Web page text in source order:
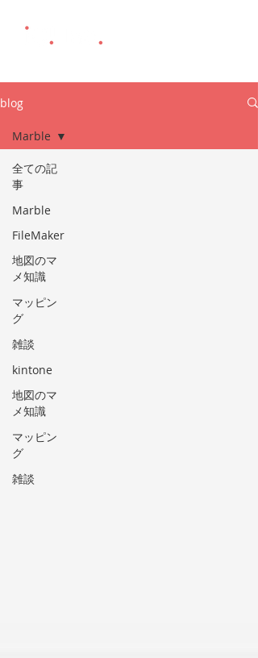
blog
全ての記
事
Marble
FileMaker
地図のマ
メ知識
マッピン
グ
雑談
kintone
地図のマ
メ知識
マッピン
グ
雑談
Marble